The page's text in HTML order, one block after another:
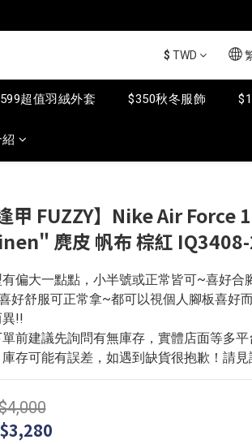
$ TWD
超值羽絨外套 $350秋冬服飾
逢甲 FUZZY】Nike Air Force 1
麂皮 帆布 棕紅
有偏大一點點，小半號或正常皆可~喜好合
好舒服可正常拿~都可以視個人腳板喜好
異!!
前建議先詢問有無庫存，實體店面等多平
存可能有誤差，如遇到缺貨很抱歉！請見